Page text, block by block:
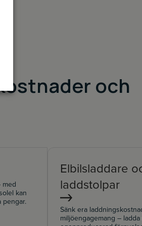
och
kan
pengar.
Elbilsladdare
laddstolpar
Sänk era
miljöengagemang – ladda